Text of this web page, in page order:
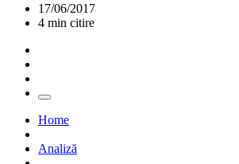
17/06/2017
4 min citire
Home
Analiză